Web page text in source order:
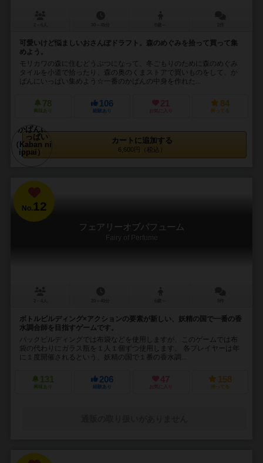
可愛いけど悩ましいおさんぽドラフト。森のめぐみを拾って買って集
めよう。
モリカワの森に住むどうぶつになって、冬ごもりのために森のめぐみ
タイルを小道で拾ったり、森の奥のくまストアで買いものをして、か
ばんにいっぱい集めよう☆一番のかばんの中身を作れた...
78
興味あり
106
経験あり
21
お気に入り
84
持ってる
カートに追加する
6,600円（税込）
No.12
フェアリーオブパフューム
Fairy of Perfume
ボトルピルディング×アクションの要素が新しい、妖精の国で一番の香
水調合師を目指すゲームです。
パックビルディングでは布袋などを使用しますが、このゲームでは布
袋の代わりにガラス瓶を１人１個ずつ使用します。 各プレイヤーは年
に１度開催されるという、妖精の国で１番の香水調...
131
興味あり
206
経験あり
47
お気に入り
158
持ってる